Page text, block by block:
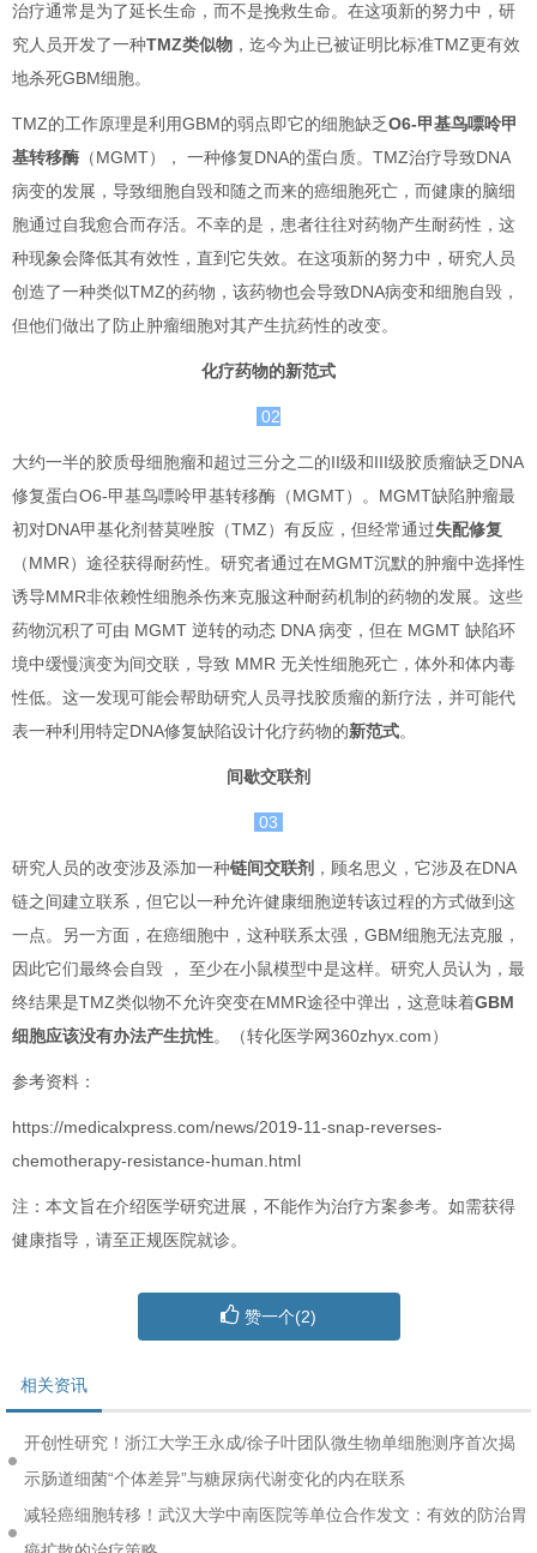
治疗通常是为了延长生命，而不是挽救生命。在这项新的努力中，研
究人员开发了一种TMZ类似物 ，迄今为止已被证明比标准TMZ更有效
地杀死GBM细胞。
TMZ的工作原理是利用GBM的弱点即它的细胞缺乏O6-甲基鸟嘌呤甲
基转移酶 （MGMT）， 一种修复DNA的蛋白质。TMZ治疗导致DNA
病变的发展，导致细胞自毁和随之而来的癌细胞死亡，而健康的脑细
胞通过自我愈合而存活。不幸的是，患者往往对药物产生耐药性，这
种现象会降低其有效性，直到它失效。在这项新的努力中，研究人员
创造了一种类似TMZ的药物，该药物也会导致DNA病变和细胞自毁，
但他们做出了防止肿瘤细胞对其产生抗药性的改变。
化疗药物的新范式
02
大约一半的胶质母细胞瘤和超过三分之二的II级和III级胶质瘤缺乏DNA
修复蛋白O6-甲基鸟嘌呤甲基转移酶（MGMT）。MGMT缺陷肿瘤最
初对DNA甲基化剂替莫唑胺（TMZ）有反应，但经常通过失配修复
（MMR）途径获得耐药性。研究者通过在MGMT沉默的肿瘤中选择性
诱导MMR非依赖性细胞杀伤来克服这种耐药机制的药物的发展。这些
药物沉积了可由 MGMT 逆转的动态 DNA 病变，但在 MGMT 缺陷环
境中缓慢演变为间交联，导致 MMR 无关性细胞死亡，体外和体内毒
性低。这一发现可能会帮助研究人员寻找胶质瘤的新疗法，并可能代
表一种利用特定DNA修复缺陷设计化疗药物的新范式。
间歇交联剂
03
研究人员的改变涉及添加一种链间交联剂 ，顾名思义，它涉及在DNA
链之间建立联系，但它以一种允许健康细胞逆转该过程的方式做到这
一点。另一方面，在癌细胞中，这种联系太强，GBM细胞无法克服，
因此它们最终会自毁 ， 至少在小鼠模型中是这样。研究人员认为，最
终结果是TMZ类似物不允许突变在MMR途径中弹出，这意味着GBM
细胞应该没有办法产生抗性。 （转化医学网360zhyx.com）
参考资料：
https://medicalxpress.com/news/2019-11-snap-reverses-
chemotherapy-resistance-human.html
注：本文旨在介绍医学研究进展，不能作为治疗方案参考。如需获得
健康指导，请至正规医院就诊。
赞一个(2)
相关资讯
开创性研究！浙江大学王永成/徐子叶团队微生物单细胞测序首次揭
示肠道细菌“个体差异”与糖尿病代谢变化的内在联系
减轻癌细胞转移！武汉大学中南医院等单位合作发文：有效的防治胃